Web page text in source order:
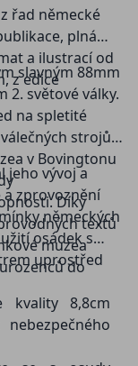
řad německé
plná
a ilustrací od
z edice
slavným 88mm
2. světové války.
na spletité
strojů.
v Bovingtonu
Díky
textů
muzea
do
jeho vývoj a
zprovoznění
německých
osádek s
uprostřed
kvality 8,8cm